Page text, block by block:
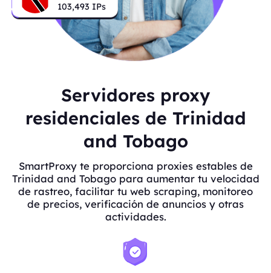
103,493 IPs
Servidores proxy
residenciales de Trinidad
and Tobago
SmartProxy te proporciona proxies estables de
Trinidad and Tobago para aumentar tu velocidad
de rastreo, facilitar tu web scraping, monitoreo
de precios, verificación de anuncios y otras
actividades.